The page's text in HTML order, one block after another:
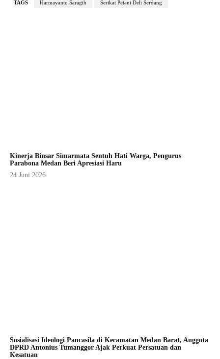
TAGS Harmayanto Saragih Serikat Petani Deli Serdang
Kinerja Binsar Simarmata Sentuh Hati Warga, Pengurus
Parabona Medan Beri Apresiasi Haru
24 Juni 2026
Sosialisasi Ideologi Pancasila di Kecamatan Medan Barat, Anggota
DPRD Antonius Tumanggor Ajak Perkuat Persatuan dan
Kesatuan